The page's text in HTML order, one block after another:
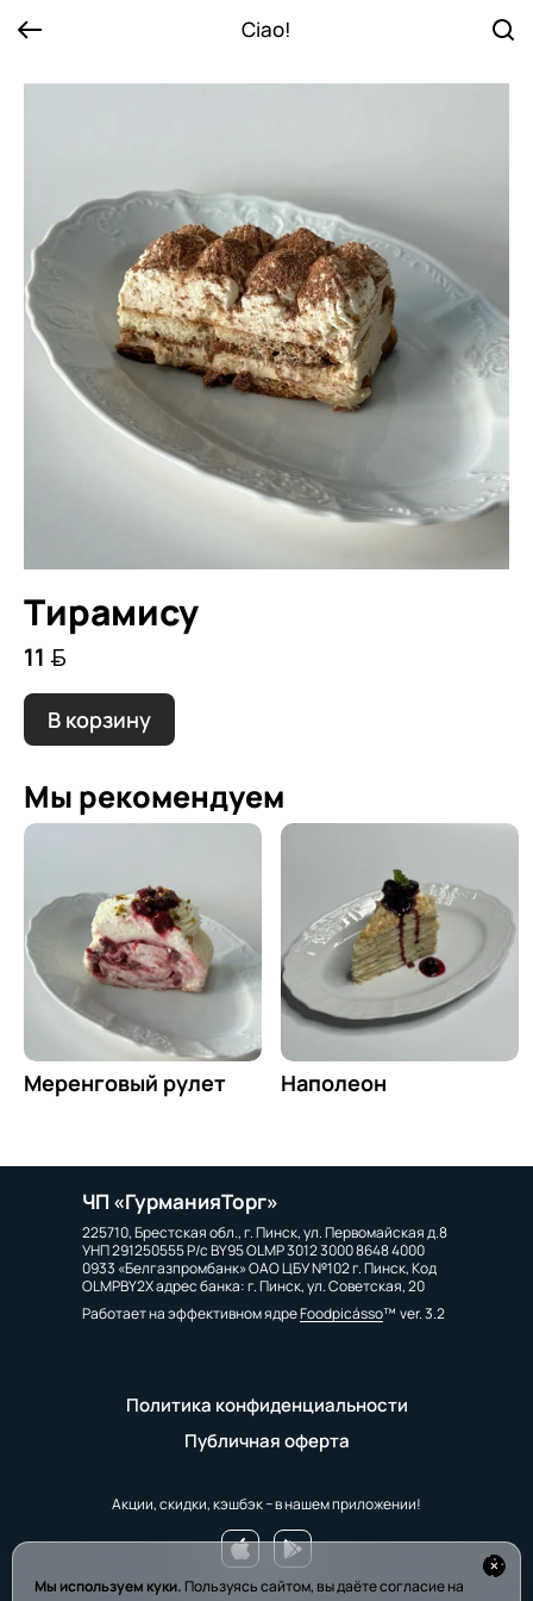
Ciao!
Мы используем куки. Пользуясь сайтом, вы даёте согласие на
Тирамису
11 
В корзину
Мы рекомендуем
Меренговый рулет Наполеон
ЧП «ГурманияТорг»
225710, Брестская обл., г. Пинск, ул. Первомайская д.8
УНП 291250555 Р/с BY95 OLMP 3012 3000 8648 4000
0933 «Белгазпромбанк» ОАО ЦБУ №102 г. Пинск, Код
OLMPBY2X адрес банка: г. Пинск, ул. Советская, 20
Работает на эффективном ядреFoodpicássover. 3.2
Политика конфиденциальности
Публичная оферта
Акции, скидки, кэшбэк − в нашем приложении!